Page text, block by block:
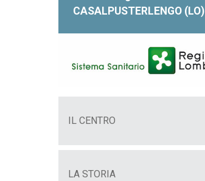
CASALPUSTERLENGO (LO)
IL CENTRO
LA STORIA